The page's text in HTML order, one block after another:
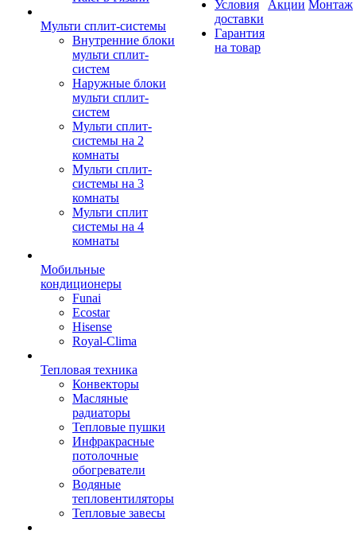
Мульти сплит-системы
Внутренние блоки
мульти сплит-
систем
Наружные блоки
мульти сплит-
систем
Мульти сплит-
системы на 2
комнаты
Мульти сплит-
системы на 3
комнаты
Мульти сплит
системы на 4
комнаты
Мобильные
кондиционеры
Funai
Ecostar
Hisense
Royal-Clima
Тепловая техника
Конвекторы
Масляные
радиаторы
Тепловые пушки
Инфракрасные
потолочные
обогреватели
Водяные
тепловентиляторы
Тепловые завесы
Условия
доставки
Гарантия
на товар
Акции Монтаж